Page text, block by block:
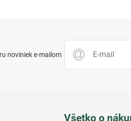
noviniek e-mailom
Všetko o